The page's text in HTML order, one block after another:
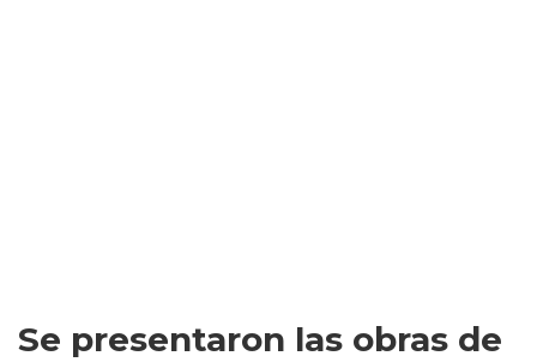
Se presentaron las obras de